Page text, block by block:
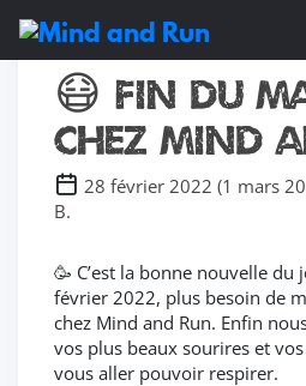
Actu
😷 Fin du
chez Mind
28 février 2022 (1 mars
B.
🥳 C’est la bonne nouvelle du
février 2022, plus besoin de
chez Mind and Run. Enfin
vos plus beaux sourires et
vous aller pouvoir respirer.
Chers joueurs, Nous
fermés suite à un dégât des
Les travaux avancent et
prochainement avec des
votre
(Toutes les cartes-cadeaux
temps de